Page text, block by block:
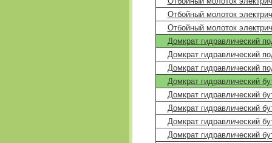
Отбойный молоток
Отбойный молоток
Домкрат гидравлический
Домкрат гидравлический
Домкрат гидравлический
Домкрат гидравлический
Домкрат гидравлический
Домкрат гидравлический
Домкрат гидравлический
Домкрат гидравлический